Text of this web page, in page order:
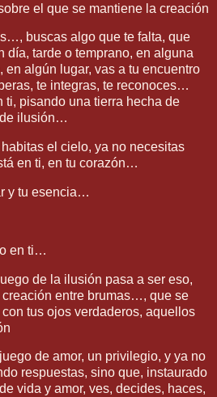
el que se mantiene la creación
buscas algo que te falta, que
tarde o temprano, en alguna
en algún lugar, vas a tu encuentro
te integras, te reconoces…
ti, pisando una tierra hecha de
de ilusión…
el cielo, ya no necesitas
en ti, en tu corazón…
y tu esencia…
en ti…
de la ilusión pasa a ser eso,
entre brumas…, que se
tus ojos verdaderos, aquellos
de amor, un privilegio, y ya no
respuestas, sino que, instaurado
vida y amor, ves, decides, haces,